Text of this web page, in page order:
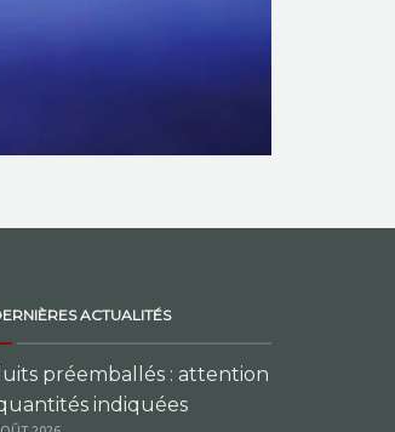
ACTUALITÉS
préemballés : attention
indiquées